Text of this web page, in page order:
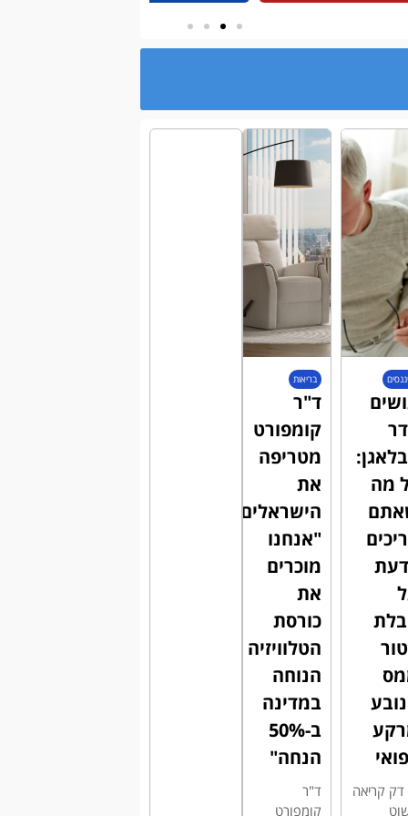
מה
דק קריאה
בריאות
ד"ר
קומפורט
מטריפה
את
הישראלים:
"אנחנו
מוכרים
את
כורסת
הטלוויזיה
הנוחה
במדינה
ב-50%
הנחה"
ד"ר
קומפורט